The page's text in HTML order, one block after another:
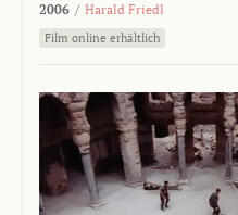
2006 / Harald Friedl
Film online erhältlich